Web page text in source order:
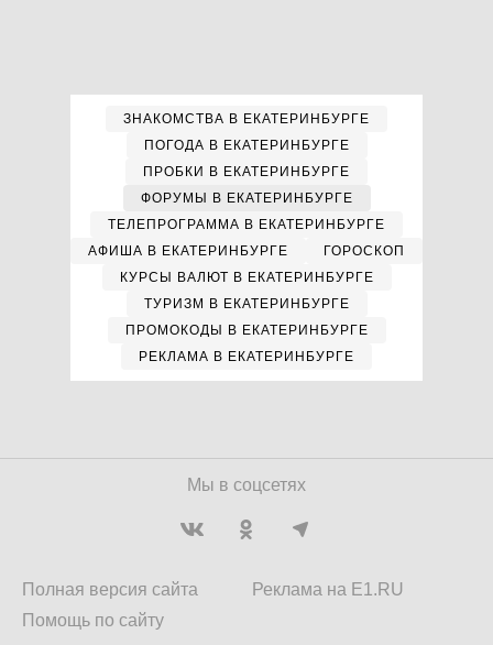
ЗНАКОМСТВА В ЕКАТЕРИНБУРГЕ
ПОГОДА В ЕКАТЕРИНБУРГЕ
ПРОБКИ В ЕКАТЕРИНБУРГЕ
ФОРУМЫ В ЕКАТЕРИНБУРГЕ
ТЕЛЕПРОГРАММА В ЕКАТЕРИНБУРГЕ
АФИША В ЕКАТЕРИНБУРГЕ
ГОРОСКОП
КУРСЫ ВАЛЮТ В ЕКАТЕРИНБУРГЕ
ТУРИЗМ В ЕКАТЕРИНБУРГЕ
ПРОМОКОДЫ В ЕКАТЕРИНБУРГЕ
РЕКЛАМА В ЕКАТЕРИНБУРГЕ
Мы в соцсетях
Полная версия сайта
Помощь по сайту
Реклама на E1.RU